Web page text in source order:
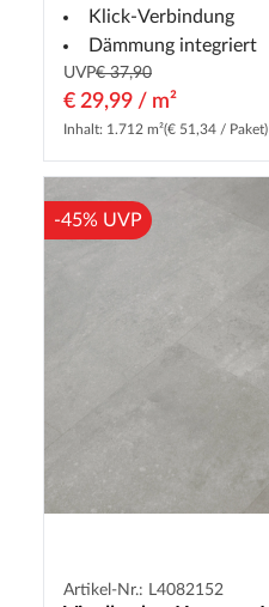
Klick-Verbindung
Dämmung integriert
UVP€ 37,90
€ 29,99 / m²
Inhalt: 1.712 m²(€ 51,34 / Paket)
-45% UVP
Artikel-Nr.: L4082152